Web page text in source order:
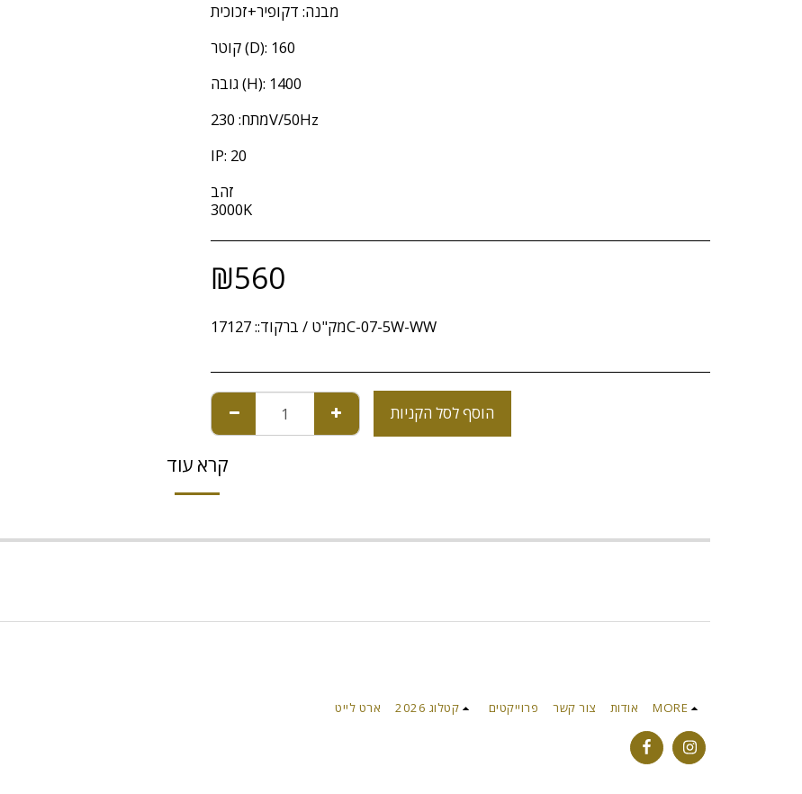
מבנה: דקופיר+זכוכית
קוטר (D): 160
גובה (H): 1400
מתח: 230V/50Hz
IP: 20
זהב
3000K
₪560
מק"ט / ברקוד::17127C-07-5W-WW
הוסף לסל הקניות
קרא עוד
ארט לייט קטלוג 2026 פרוייקטים צור קשר אודות MORE